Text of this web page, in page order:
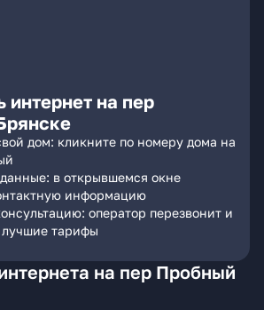
интернет на пер
дом: кликните по номеру дома на
в открывшемся окне
информацию
оператор перезвонит и
тарифы
на пер Пробный